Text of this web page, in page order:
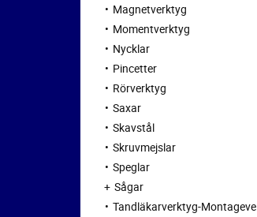
Magnetverktyg
Momentverktyg
Nycklar
Pincetter
Rörverktyg
Saxar
Skavstål
Skruvmejslar
Speglar
Sågar
Tandläkarverktyg-Montageverktyg